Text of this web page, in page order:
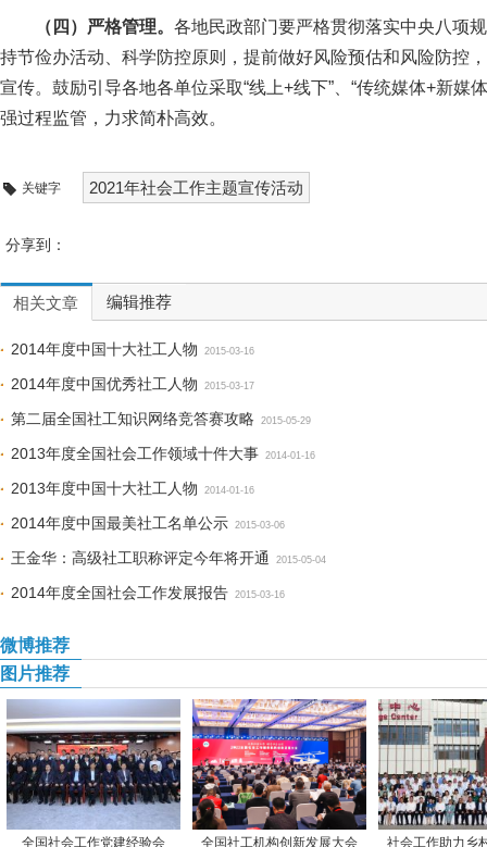
（四）严格管理。 各地民政部门要严格贯彻落实中央八项
持节俭办活动、科学防控原则，提前做好风险预估和风险防控
宣传。鼓励引导各地各单位采取“线上+线下”、“传统媒体+新媒
强过程监管，力求简朴高效。
关键字 2021年社会工作主题宣传活动
分享到：
相关文章 编辑推荐
2014年度中国十大社工人物 2015-03-16
2014年度中国优秀社工人物 2015-03-17
第二届全国社工知识网络竞答赛攻略 2015-05-29
2013年度全国社会工作领域十件大事 2014-01-16
2013年度中国十大社工人物 2014-01-16
2014年度中国最美社工名单公示 2015-03-06
王金华：高级社工职称评定今年将开通 2015-05-04
2014年度全国社会工作发展报告 2015-03-16
微博推荐
图片推荐
全国社会工作党建经验会 全国社工机构创新发展大会 社会工作助力乡